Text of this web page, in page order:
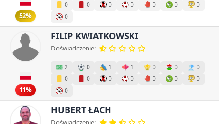
52%
0
0 0 0 0 0
0
0
11%
FILIP KWIATKOWSKI
Doświadczenie:
2 0 1 1 0 0
0
0
0 0 0 0 0
0
0
HUBERT ŁACH
Doświadczenie: